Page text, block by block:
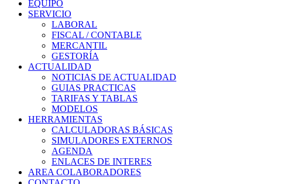
EQUIPO
SERVICIO
LABORAL
FISCAL / CONTABLE
MERCANTIL
GESTORÍA
ACTUALIDAD
NOTICIAS DE ACTUALIDAD
GUIAS PRACTICAS
TARIFAS Y TABLAS
MODELOS
HERRAMIENTAS
CALCULADORAS BÁSICAS
SIMULADORES EXTERNOS
AGENDA
ENLACES DE INTERES
AREA COLABORADORES